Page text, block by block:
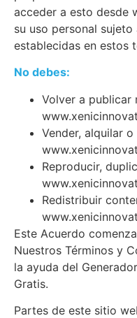
acceder a esto desde
su uso personal
establecidas en estos
No debes:
Volver a publicar
Vender, alquilar
Reproducir,
Redistribuir
Este Acuerdo
Nuestros Términos y
la ayuda del
Gratis.
Partes de este sitio